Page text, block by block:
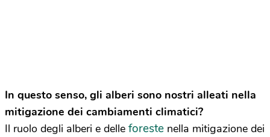
In questo senso, gli alberi sono nostri alleati nella
mitigazione dei cambiamenti climatici?
Il ruolo degli alberi e delle foreste nella mitigazione dei